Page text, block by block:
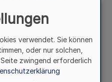
künftig mittels des
des Innern entwickelten
(Anlage 1
verwendet. Sie können
oder nur solchen,
zwingend erforderlich